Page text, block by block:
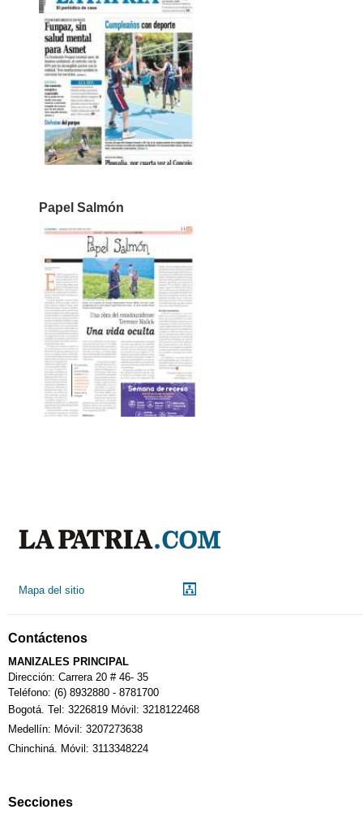
Papel Salmón
Mapa del sitio
Contáctenos
MANIZALES PRINCIPAL
Dirección: Carrera 20 # 46- 35
Teléfono: (6) 8932880 - 8781700
Bogotá. Tel: 3226819 Móvil: 3218122468
Medellín: Móvil: 3207273638
Chinchiná. Móvil: 3113348224
Secciones